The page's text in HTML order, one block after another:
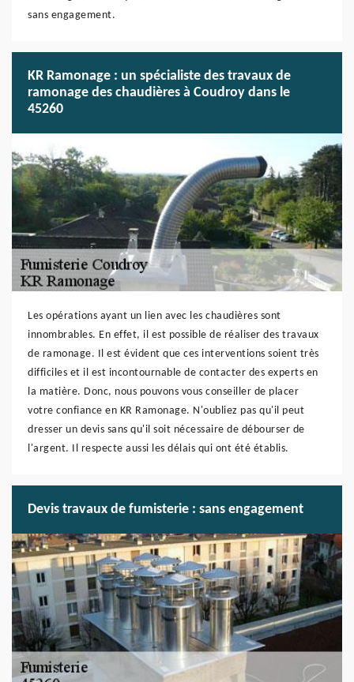
sans engagement.
KR Ramonage : un spécialiste des travaux de
ramonage des chaudières à Coudroy dans le
45260
Les opérations ayant un lien avec les chaudières sont
innombrables. En effet, il est possible de réaliser des travaux
de ramonage. Il est évident que ces interventions soient très
difficiles et il est incontournable de contacter des experts en
la matière. Donc, nous pouvons vous conseiller de placer
votre confiance en KR Ramonage. N'oubliez pas qu'il peut
dresser un devis sans qu'il soit nécessaire de débourser de
l'argent. Il respecte aussi les délais qui ont été établis.
Devis travaux de fumisterie : sans engagement